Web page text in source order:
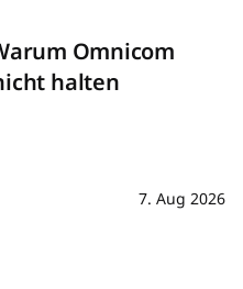
Omnicom
halten
7. Aug 2026